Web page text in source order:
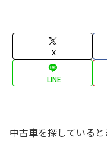
X
LINE
中古車を探している